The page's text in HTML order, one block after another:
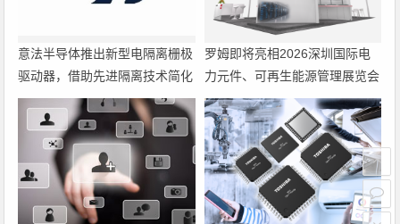
意法半导体推出新型电隔离栅极
驱动器，借助先进隔离技术简化
电源设计
罗姆即将亮相2026深圳国际电
力元件、可再生能源管理展览会
暨研讨会